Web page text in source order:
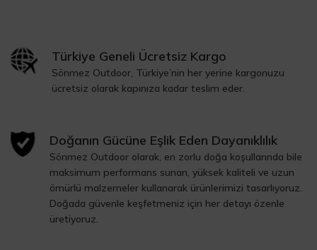
Türkiye Geneli Ücretsiz Kargo
Sönmez Outdoor, Türkiye’nin her yerine kargonuzu
ücretsiz olarak kapınıza kadar teslim eder.
Doğanın Gücüne Eşlik Eden Dayanıklılık
Sönmez Outdoor olarak, en zorlu doğa koşullarında bile
maksimum performans sunan, yüksek kaliteli ve uzun
ömürlü malzemeler kullanarak ürünlerimizi tasarlıyoruz.
Doğada güvenle keşfetmeniz için her detayı özenle
üretiyoruz.